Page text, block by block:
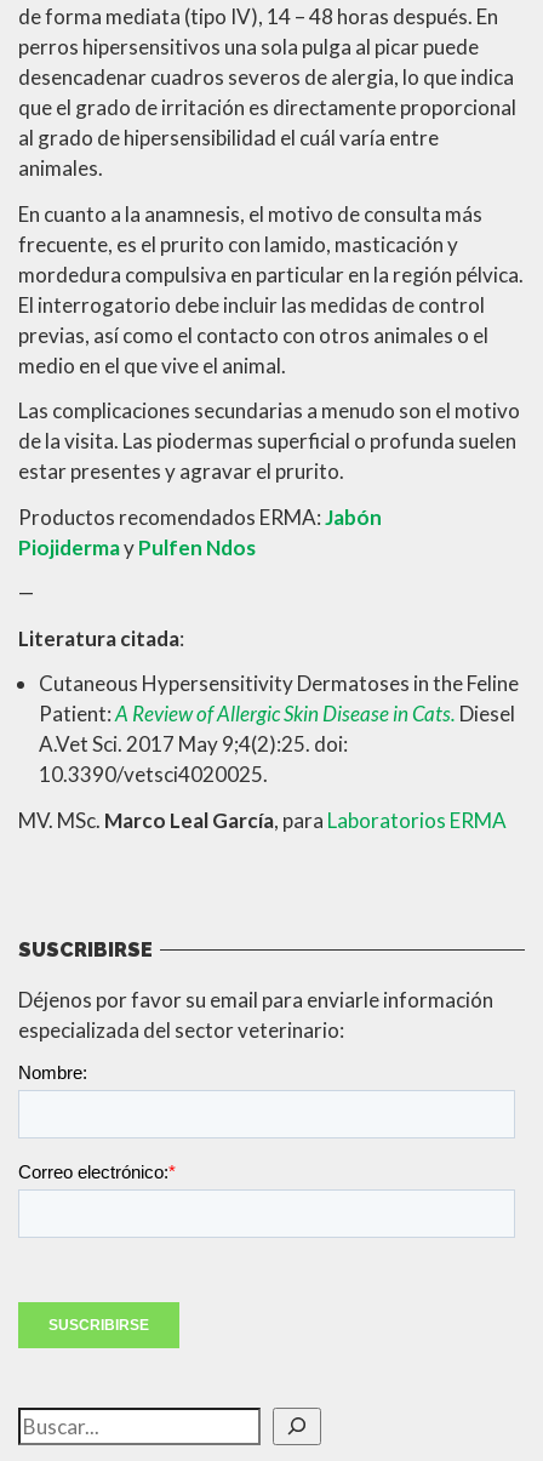
de forma mediata (tipo IV), 14 – 48 horas después. En
perros hipersensitivos una sola pulga al picar puede
desencadenar cuadros severos de alergia, lo que indica
que el grado de irritación es directamente proporcional
al grado de hipersensibilidad el cuál varía entre
animales.
En cuanto a la anamnesis, el motivo de consulta más
frecuente, es el prurito con lamido, masticación y
mordedura compulsiva en particular en la región pélvica.
El interrogatorio debe incluir las medidas de control
previas, así como el contacto con otros animales o el
medio en el que vive el animal.
Las complicaciones secundarias a menudo son el motivo
de la visita. Las piodermas superficial o profunda suelen
estar presentes y agravar el prurito.
Productos recomendados ERMA:Jabón
PiojidermayPulfen Ndos
—
Literatura citada:
Cutaneous Hypersensitivity Dermatoses in the Feline
Patient:A Review of Allergic Skin Disease in Cats. Diesel
A.Vet Sci. 2017 May 9;4(2):25. doi:
10.3390/vetsci4020025.
MV. MSc. Marco Leal García, para Laboratorios ERMA
SUSCRIBIRSE
Déjenos por favor su email para enviarle información
especializada del sector veterinario:
Buscar